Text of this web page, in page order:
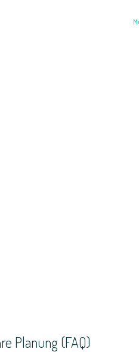
Planung (FAQ)